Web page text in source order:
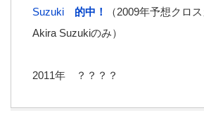
Suzuki
的中！
（2009年予想クロ
Akira Suzukiのみ）
2011年 ？？？？